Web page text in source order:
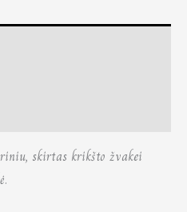
skirtas krikšto žvakei